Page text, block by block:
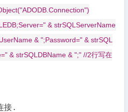
& strSQLServerName
& ";Password=" & strSQL
& strSQLDBName & ";" //2行写在
接.